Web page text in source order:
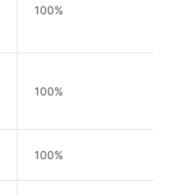
100%
100%
100%